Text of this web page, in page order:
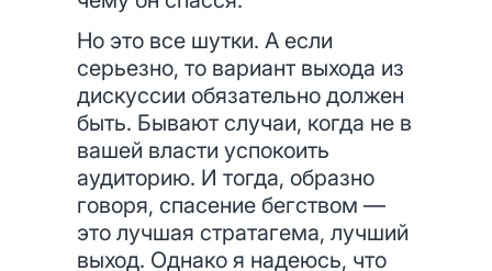
Но это все шутки. А если
серьезно, то вариант выхода из
дискуссии обязательно должен
быть. Бывают случаи, когда не в
вашей власти успокоить
аудиторию. И тогда, образно
говоря, спасение бегством —
это лучшая стратагема, лучший
выход. Однако я надеюсь, что